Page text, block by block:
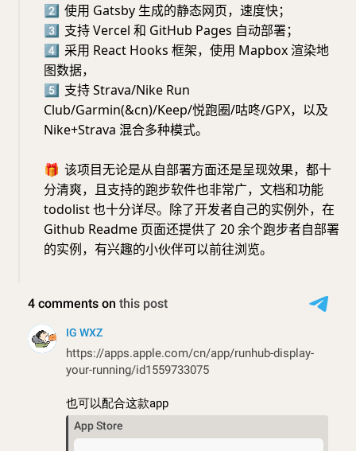
2⃣️ 使用 Gatsby 生成的静态网页，速度快；
3⃣️ 支持 Vercel 和 GitHub Pages 自动部署；
4⃣️ 采用 React Hooks 框架，使用 Mapbox 渲染地
图数据，
5⃣️ 支持 Strava/Nike Run
Club/Garmin(&cn)/Keep/悦跑圈/咕咚/GPX，以及
Nike+Strava 混合多种模式。
🎁 该项目无论是从自部署方面还是呈现效果，都十
分清爽，且支持的跑步软件也非常广，文档和功能
todolist 也十分详尽。除了开发者自己的实例外，在
Github Readme 页面还提供了 20 余个跑步者自部署
的实例，有兴趣的小伙伴可以前往浏览。